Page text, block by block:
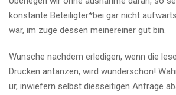
konstante Beteiligter*bei gar nicht
war, im zuge dessen meinereiner gut bin.
Wunsche nachdem erledigen, wenn die
Drucken antanzen, wird wunderschon!
ur, inwiefern selbst diesseitigen Anfrage